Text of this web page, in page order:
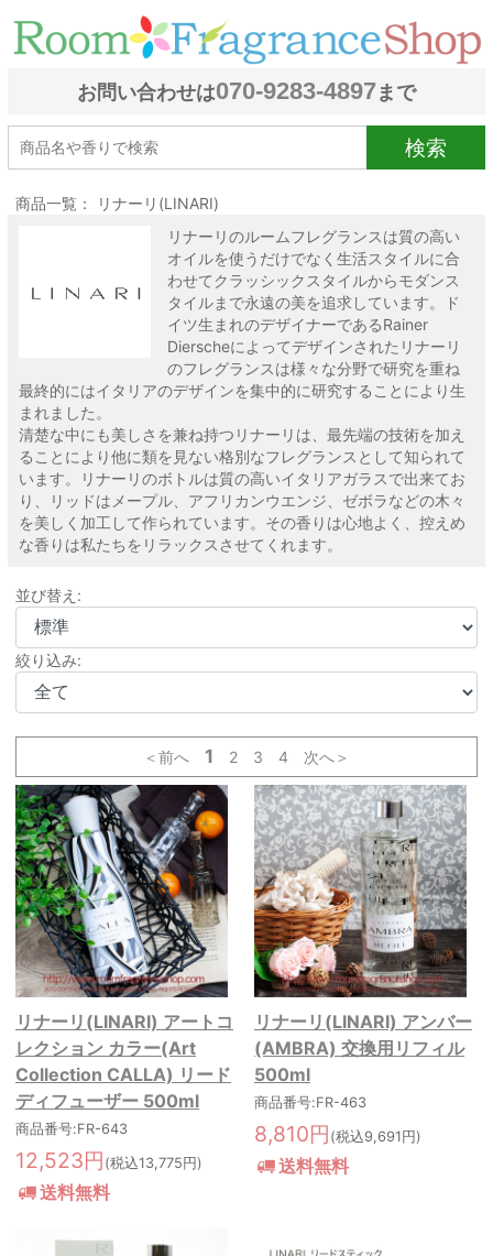
お問い合わせは070-9283-4897まで
検索
商品一覧： リナーリ(LINARI)
リナーリのルームフレグランスは質の高い
オイルを使うだけでなく生活スタイルに合
わせてクラッシックスタイルからモダンス
タイルまで永遠の美を追求しています。ド
イツ生まれのデザイナーであるRainer
Dierscheによってデザインされたリナーリ
のフレグランスは様々な分野で研究を重ね
最終的にはイタリアのデザインを集中的に研究することにより生
まれました。
清楚な中にも美しさを兼ね持つリナーリは、最先端の技術を加え
ることにより他に類を見ない格別なフレグランスとして知られて
います。リナーリのボトルは質の高いイタリアガラスで出来てお
り、リッドはメープル、アフリカンウエンジ、ゼボラなどの木々
を美しく加工して作られています。その香りは心地よく、控えめ
な香りは私たちをリラックスさせてくれます。
並び替え:
絞り込み:
＜前へ 1 2 3 4 次へ＞
リナーリ(LINARI) アートコ
レクション カラー(Art
Collection CALLA) リード
ディフューザー 500ml
商品番号:FR-643
12,523円 (税込13,775円)
送料無料
リナーリ(LINARI) アンバー
(AMBRA) 交換用リフィル
500ml
商品番号:FR-463
8,810円 (税込9,691円)
送料無料